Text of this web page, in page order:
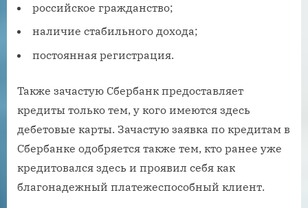
российское гражданство;
наличие стабильного дохода;
постоянная регистрация.
Также зачастую Сбербанк предоставляет
кредиты только тем, у кого имеются здесь
дебетовые карты. Зачастую заявка по кредитам в
Сбербанке одобряется также тем, кто ранее уже
кредитовался здесь и проявил себя как
благонадежный платежеспособный клиент.